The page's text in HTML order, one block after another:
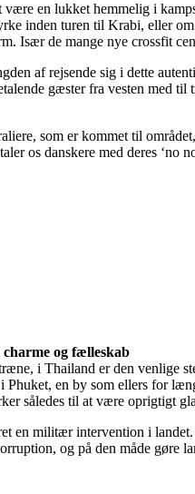
en lukket hemmelig i
inden turen til Krabi, eller
Især de mange nye crossfit
af rejsende sig i dette
gæster fra vesten med
som er kommet til
os danskere med deres ‘no
og fælleskab
i Thailand er den venlige
en by som ellers for
således til at være oprigtigt
en militær intervention i
og på den måde gøre